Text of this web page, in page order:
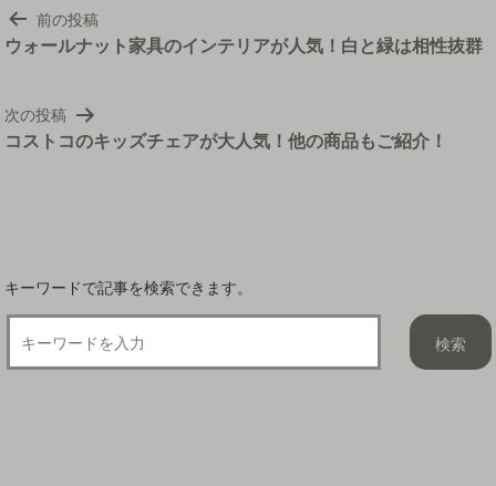
投
稿
ゲ
ー
前の投稿
ウォールナット家具のインテリアが人気！白と緑は相性抜群
次の投稿
コストコのキッズチェアが大人気！他の商品もご紹介！
キーワードで記事を検索できます。